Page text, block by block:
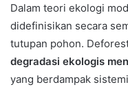
Dalam teori ekologi
didefinisikan secara
tutupan pohon.
degradasi ekologis
yang berdampak